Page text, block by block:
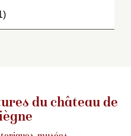
du château de